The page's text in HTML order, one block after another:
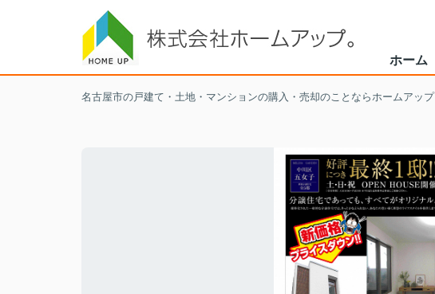
ホーム
名古屋市の戸建て・土地・マンションの購入・売却のことならホームアップ